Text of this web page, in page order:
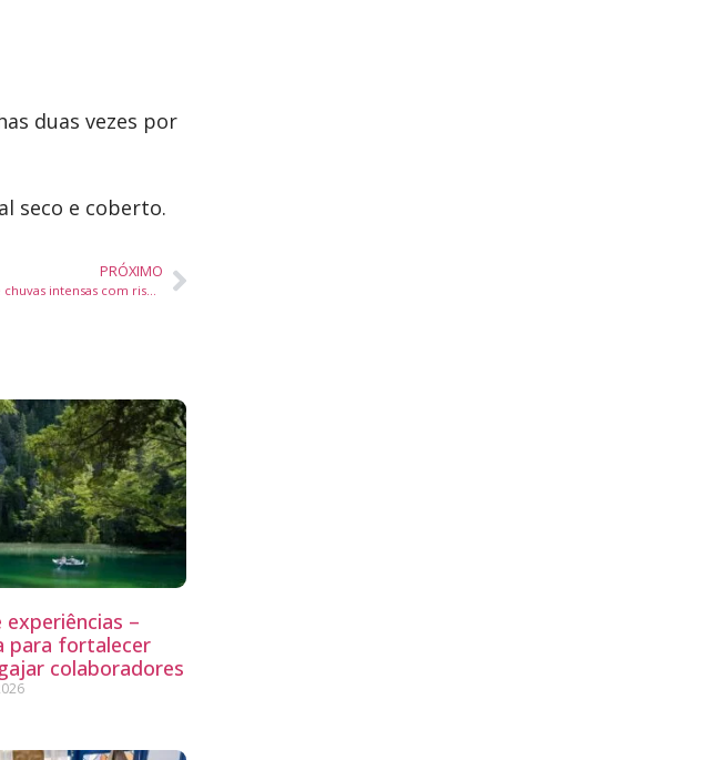
duas vezes por
seco e coberto.
PRÓXIMO
Santa Catarina enfrenta semana de temporais e chuvas intensas com risco de alagamentos
–
para fortalecer
colaboradores